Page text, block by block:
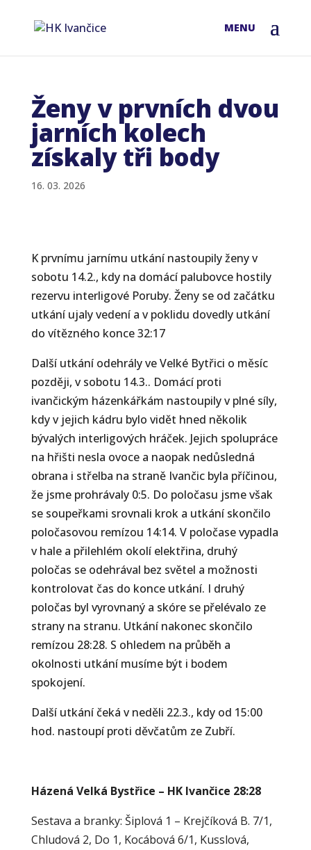
Ženy v prvních dvou
jarních kolech
získaly tři body
16. 03. 2026
K prvnímu jarnímu utkání nastoupily ženy v
sobotu 14.2., kdy na domácí palubovce hostily
rezervu interligové Poruby. Ženy se od začátku
utkání ujaly vedení a v poklidu dovedly utkání
do vítězného konce 32:17
Další utkání odehrály ve Velké Bytřici o měsíc
později, v sobotu 14.3.. Domácí proti
ivančickým házenkářkám nastoupily v plné síly,
kdy v jejich kádru bylo vidět hned několik
bývalých interligových hráček. Jejich spolupráce
na hřišti nesla ovoce a naopak nedůsledná
obrana i střelba na straně Ivančic byla příčinou,
že jsme prohrávaly 0:5. Do poločasu jsme však
se soupeřkami srovnali krok a utkání skončilo
poločasovou remízou 14:14. V poločase vypadla
v hale a přilehlém okolí elektřina, druhý
poločas se odehrával bez světel a možnosti
kontrolovat čas do konce utkání. I druhý
poločas byl vyrovnaný a skóre se přelévalo ze
strany na stranu. Utkání nakonec skončilo
remízou 28:28. S ohledem na průběh a
okolnosti utkání musíme být i bodem
spokojení.
Další utkání čeká v neděli 22.3., kdy od 15:00
hod. nastoupí proti děvčatům ze Zubří.
Házená Velká Bystřice – HK Ivančice 28:28
Sestava a branky: Šiplová 1 – Krejčíková B. 7/1,
Chludová 2, Do 1, Kocábová 6/1, Kusslová,